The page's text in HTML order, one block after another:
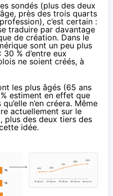
sondés (plus des deux
près des trois quarts
c’est certain :
traduire par davantage
de création. Dans le
sont un peu plus
% d’entre eux
ne soient créés, à
les plus âgés (65 ans
estiment en effet que
n’en créera. Même
actuellement sur le
plus des deux tiers des
idée.